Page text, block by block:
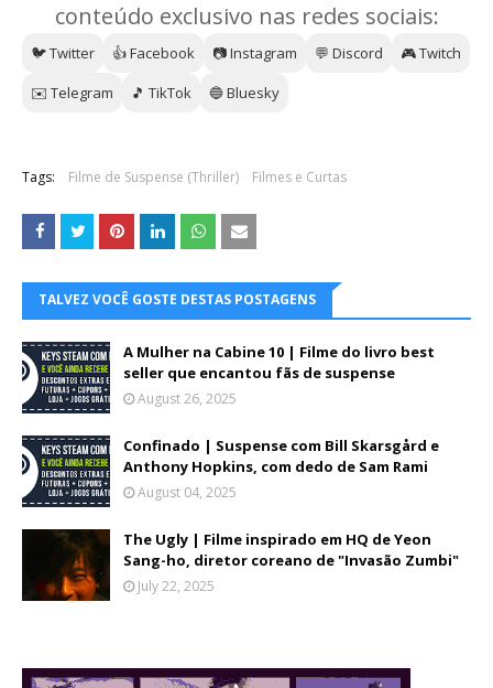
conteúdo exclusivo nas redes sociais:
🐦 Twitter 👍 Facebook 📷 Instagram 💬 Discord
🎮 Twitch
✉️ Telegram
🎵 TikTok 🔵 Bluesky
Tags: Filme de Suspense (Thriller) Filmes e Curtas
TALVEZ VOCÊ GOSTE DESTAS POSTAGENS
A Mulher na Cabine 10 | Filme do livro best
seller que encantou fãs de suspense
August 26, 2025
Confinado | Suspense com Bill Skarsgård e
Anthony Hopkins, com dedo de Sam Rami
August 04, 2025
The Ugly | Filme inspirado em HQ de Yeon
Sang-ho, diretor coreano de "Invasão Zumbi"
July 22, 2025